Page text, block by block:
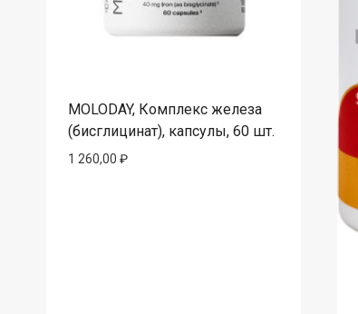
MOLODAY, Комплекс железа
(бисглицинат), капсулы, 60 шт.
1 260,00 ₽